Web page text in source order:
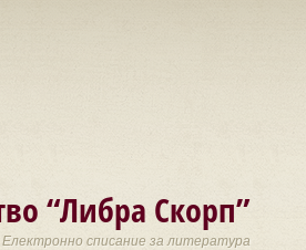
“Либра Скорп”
списание за литература